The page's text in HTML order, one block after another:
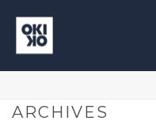
ARCHIVES